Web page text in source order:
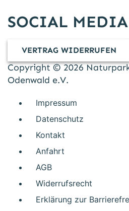
SOCIAL MEDIA
VERTRAG WIDERRUFEN
Copyright © 2026
Odenwald e.V.
Impressum
Datenschutz
Kontakt
Anfahrt
AGB
Widerrufsrecht
Erklärung zur